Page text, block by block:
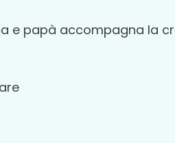
e papà accompagna la